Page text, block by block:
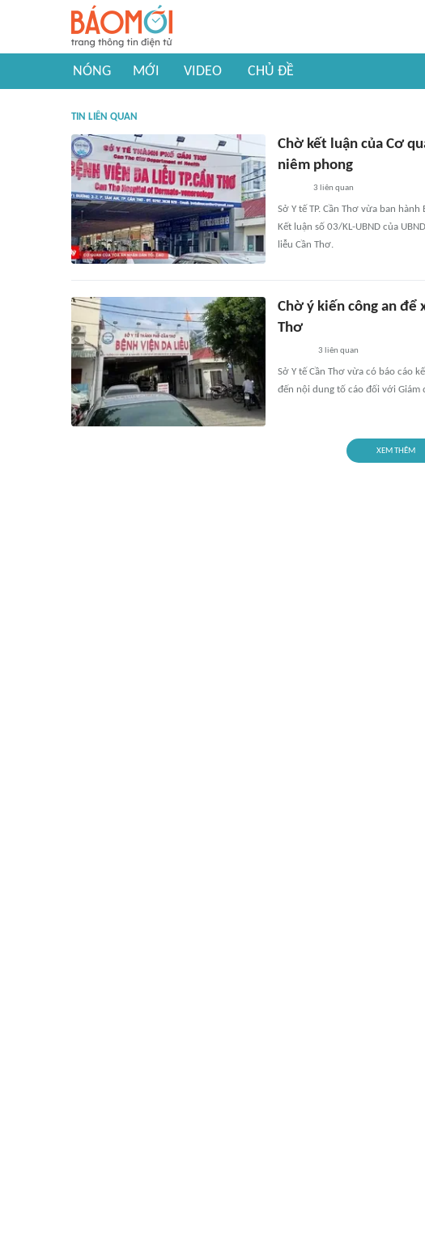
NÓNG MỚI VIDEO CHỦ ĐỀ
TIN LIÊN QUAN
Chờ kết luận của Cơ
niêm phong
3 liên quan
Sở Y tế TP. Cần Thơ vừa ban
Kết luận số 03/KL-UBND của
liễu Cần Thơ.
Chờ ý kiến công an để
Thơ
3 liên quan
Sở Y tế Cần Thơ vừa có báo cáo
đến nội dung tố cáo đối với Giám
XEM THÊM